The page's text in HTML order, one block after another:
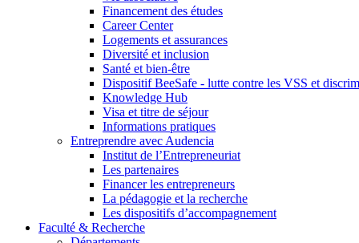
Financement des études
Career Center
Logements et assurances
Diversité et inclusion
Santé et bien-être
Dispositif BeeSafe - lutte contre les VSS et
Knowledge Hub
Visa et titre de séjour
Informations pratiques
Entreprendre avec Audencia
Institut de l’Entrepreneuriat
Les partenaires
Financer les entrepreneurs
La pédagogie et la recherche
Les dispositifs d’accompagnement
Faculté & Recherche